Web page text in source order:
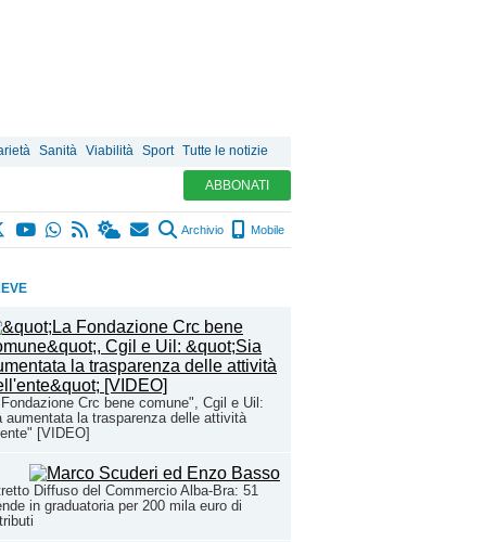
Sanità Viabilità Sport Tutte le notizie
ABBONATI
Archivio Mobile
Crc bene comune", Cgil e Uil:
aumentata la trasparenza delle attività
[VIDEO]
Diffuso del Commercio Alba-Bra: 51
in graduatoria per 200 mila euro di